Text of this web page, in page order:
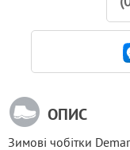
ОПИС
Зимові чобітки